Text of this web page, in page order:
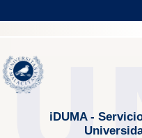
iDUMA -